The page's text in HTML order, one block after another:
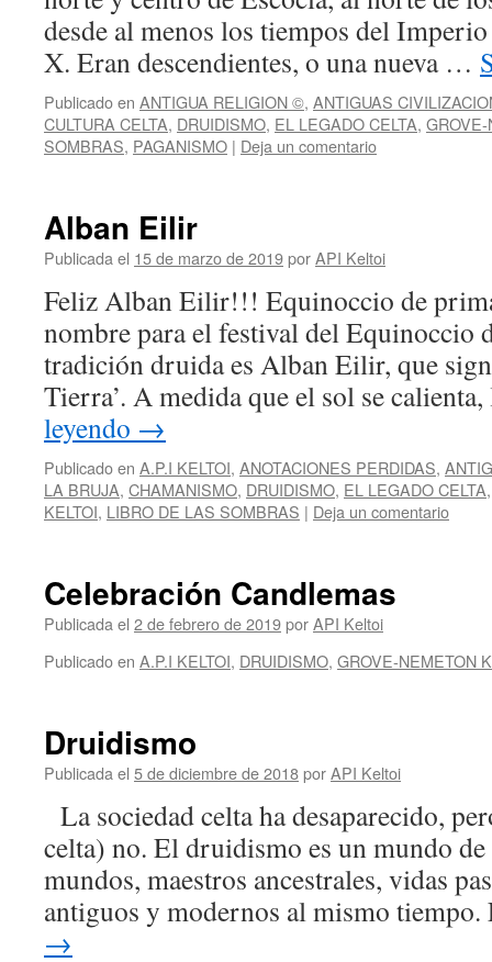
desde al menos los tiempos del
X. Eran descendientes, o una nueva …
Publicado en ANTIGUA RELIGION ©, ANTIGUAS
CULTURA CELTA, DRUIDISMO, EL LEGADO CELTA,
SOMBRAS, PAGANISMO | Deja un comentario
Alban Eilir
Publicada el 15 de marzo de 2019porAPI Keltoi
Feliz Alban Eilir!!! Equinoccio de
nombre para el festival del Equinoccio
tradición druida es Alban Eilir, que
Tierra’. A medida que el sol se
leyendo →
Publicado en A.P.I KELTOI, ANOTACIONES PERDIDAS,
LA BRUJA, CHAMANISMO, DRUIDISMO, EL LEGADO CELTA
KELTOI, LIBRO DE LAS SOMBRAS | Deja un comentario
Celebración Candlemas
Publicada el 2 de febrero de 2019porAPI Keltoi
Publicado en A.P.I KELTOI, DRUIDISMO, GROVE-NEMETON
Druidismo
Publicada el 5 de diciembre de 2018porAPI Keltoi
La sociedad celta ha desaparecido,
celta) no. El druidismo es un mundo
mundos, maestros ancestrales, vidas
antiguos y modernos al mismo
→